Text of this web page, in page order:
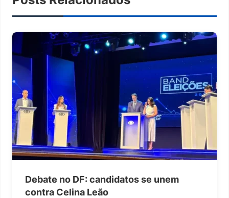
Debate no DF: candidatos se unem
contra Celina Leão